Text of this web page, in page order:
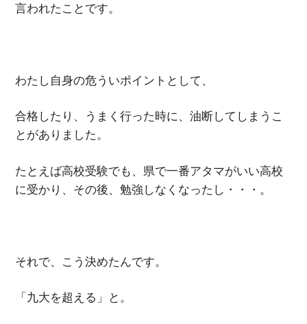
言われたことです。
わたし自身の危ういポイントとして、
合格したり、うまく行った時に、油断してしまうこ
とがありました。
たとえば高校受験でも、県で一番アタマがいい高校
に受かり、その後、勉強しなくなったし・・・。
それで、こう決めたんです。
「九大を超える」と。